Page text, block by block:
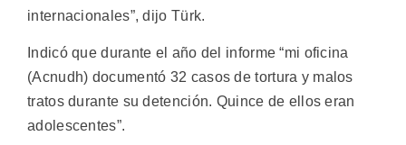
internacionales”, dijo Türk.
Indicó que durante el año del informe “mi oficina
(Acnudh) documentó 32 casos de tortura y malos
tratos durante su detención. Quince de ellos eran
adolescentes”.